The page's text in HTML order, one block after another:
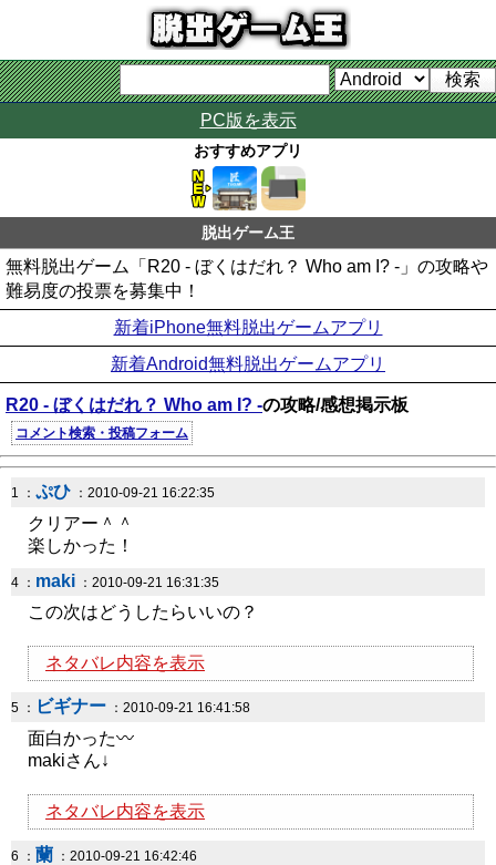
PC版を表示
おすすめアプリ
脱出ゲーム王
無料脱出ゲーム「R20 - ぼくはだれ？ Who am I? -」の攻略や
難易度の投票を募集中！
新着iPhone無料脱出ゲームアプリ
新着Android無料脱出ゲームアプリ
R20 - ぼくはだれ？ Who am I? -の攻略/感想掲示板
コメント検索・投稿フォーム
1 ： ぷひ ：2010-09-21 16:22:35
クリアー＾＾
楽しかった！
4 ： maki ：2010-09-21 16:31:35
この次はどうしたらいいの？
ネタバレ内容を表示
5 ： ビギナー ：2010-09-21 16:41:58
面白かった〰
makiさん↓
ネタバレ内容を表示
6 ： 蘭 ：2010-09-21 16:42:46